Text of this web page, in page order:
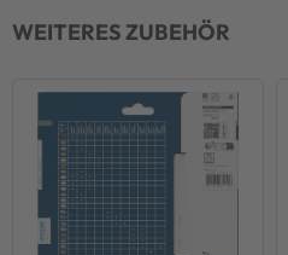
WEITERES ZUBEHÖR